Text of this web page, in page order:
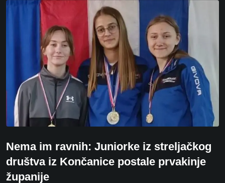
Nema im ravnih: Juniorke iz streljačkog
društva iz Končanice postale prvakinje
županije